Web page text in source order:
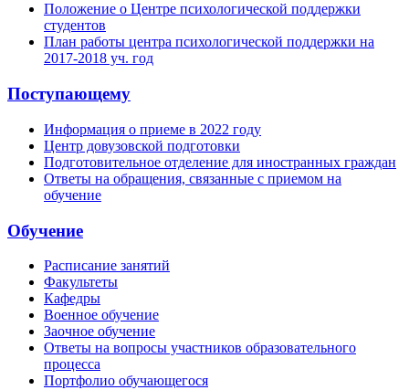
Положение о Центре психологической поддержки
студентов
План работы центра психологической поддержки на
2017-2018 уч. год
Поступающему
Информация о приеме в 2022 году
Центр довузовской подготовки
Подготовительное отделение для иностранных граждан
Ответы на обращения, связанные с приемом на
обучение
Обучение
Расписание занятий
Факультеты
Кафедры
Военное обучение
Заочное обучение
Ответы на вопросы участников образовательного
процесса
Портфолио обучающегося